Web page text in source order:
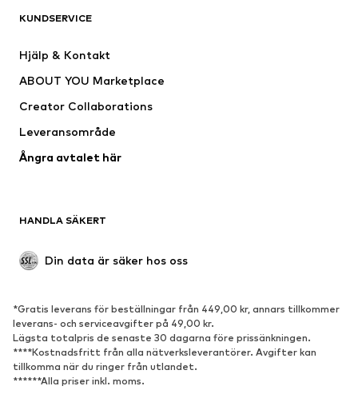
Nytt
Underkläder
Kappor
Badkläder
Upcycling
Populärt
Sneakers
Stövletter
Pumps & högklackade skor
Stövlar
Sandaler
KUNDSERVICE
Hjälp & Kontakt
ABOUT YOU Marketplace
Creator Collaborations
Leveransområde
Ångra avtalet här
HANDLA SÄKERT
Din data är säker hos oss
*Gratis leverans för beställningar från 449,00 kr, annars tillkommer
leverans- och serviceavgifter på 49,00 kr.
Lägsta totalpris de senaste 30 dagarna före prissänkningen.
****Kostnadsfritt från alla nätverksleverantörer. Avgifter kan
tillkomma när du ringer från utlandet.
******Alla priser inkl. moms.